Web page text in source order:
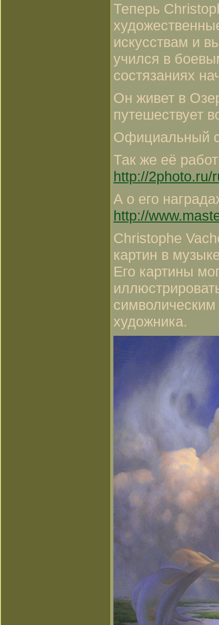
Теперь
искусствам и
учился в
состязаниях
Он живет в
путешествует
Официальный
Так же её
http://2photo.ru/
А о его
http://
Christophe
картин в
Его картины
художника.